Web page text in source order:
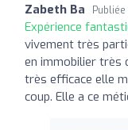
Zabeth Ba
Expérience
vivement très
en immobilier très
très efficace elle
coup. Elle a ce